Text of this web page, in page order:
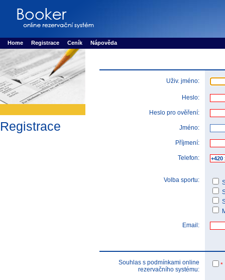
Rezervujse - Port�l pro online rezervace sportu
Home Registrace Ceník Nápověda
Registrace
Uživ. jméno:
Heslo:
Heslo pro ověření:
Jméno:
Příjmení:
Telefon:
Volba sportu:
Email:
Souhlas s podmínkami online
rezervačního systému:
*